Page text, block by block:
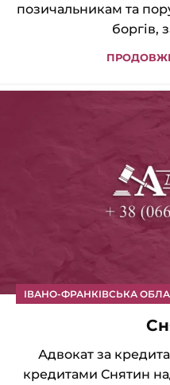
позичальникам та
боргів,
ІВАНО-ФРАНКІВСЬКА
Адвокат за
кредитами Снятин